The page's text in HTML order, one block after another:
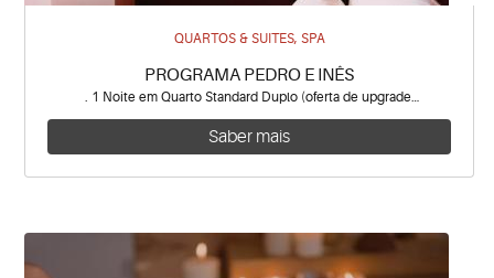
QUARTOS & SUITES, SPA
PROGRAMA PEDRO E INÊS
. 1 Noite em Quarto Standard Duplo (oferta de upgrade…
Saber mais